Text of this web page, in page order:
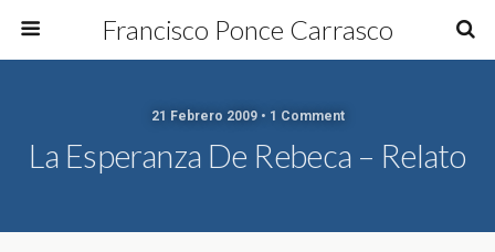
Francisco Ponce Carrasco
21 Febrero 2009 • 1 Comment
La Esperanza De Rebeca – Relato